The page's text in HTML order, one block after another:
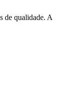
de qualidade. A